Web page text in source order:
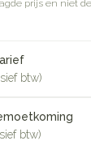
prijs en niet
btw)
btw)